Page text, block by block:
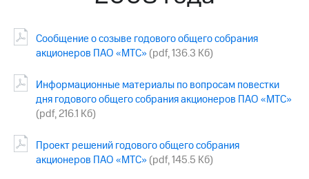
региона
информация
Медиа-центр
Пресс-
релизы
МТС
о технологиях
Сообщение о созыве годового общего собрания
акционеров ПАО «МТС» (pdf, 136.3 Кб)
Информационные материалы по вопросам повестки
дня годового общего собрания акционеров ПАО «МТС»
(pdf, 216.1 Кб)
Проект решений годового общего собрания
акционеров ПАО «МТС» (pdf, 145.5 Кб)